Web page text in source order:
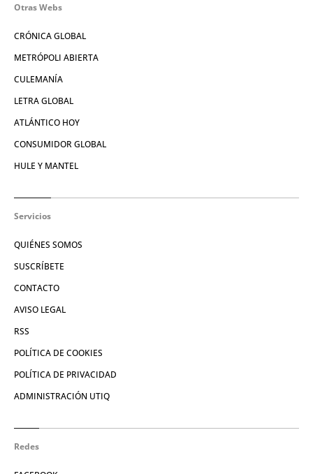
Otras Webs
CRÓNICA GLOBAL
METRÓPOLI ABIERTA
CULEMANÍA
LETRA GLOBAL
ATLÁNTICO HOY
CONSUMIDOR GLOBAL
HULE Y MANTEL
Servicios
QUIÉNES SOMOS
SUSCRÍBETE
CONTACTO
AVISO LEGAL
RSS
POLÍTICA DE COOKIES
POLÍTICA DE PRIVACIDAD
ADMINISTRACIÓN UTIQ
Redes